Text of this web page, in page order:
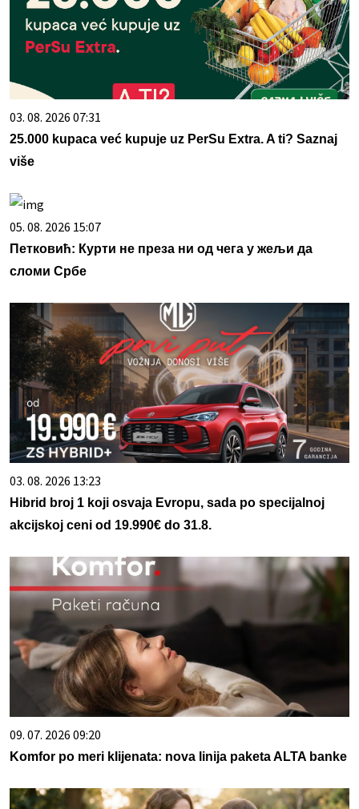
03. 08. 2026 07:31
25.000 kupaca već kupuje uz PerSu Extra. A ti? Saznaj
više
05. 08. 2026 15:07
Петковић: Курти не преза ни од чега у жељи да
сломи Србе
03. 08. 2026 13:23
Hibrid broj 1 koji osvaja Evropu, sada po specijalnoj
akcijskoj ceni od 19.990€ do 31.8.
09. 07. 2026 09:20
Komfor po meri klijenata: nova linija paketa ALTA banke